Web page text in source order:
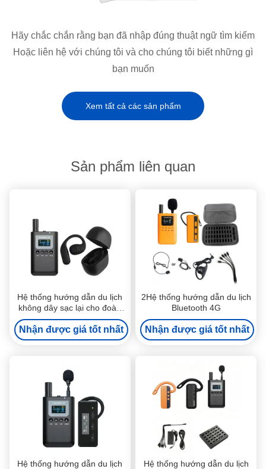
Hãy chắc chắn rằng bạn đã nhập đúng thuật ngữ tìm kiếm
Hoặc liên hệ với chúng tôi và cho chúng tôi biết những gì
bạn muốn
Xem tất cả các sản phẩm
Sản phẩm liên quan
Hệ thống hướng dẫn du lịch
không dây sạc lại cho đoàn
du lịch
Nhận được giá tốt nhất
2Hệ thống hướng dẫn du lịch
Bluetooth 4G
Nhận được giá tốt nhất
Hệ thống hướng dẫn du lịch
Hệ thống hướng dẫn du lịch